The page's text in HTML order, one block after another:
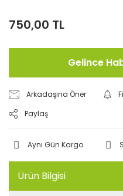
750,00 TL
Gelince
Arkadaşına Öner
Paylaş
Aynı Gün Kargo
Ürün Bilgisi